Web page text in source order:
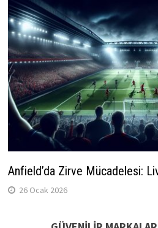
Anfield’da Zirve Mücadelesi:
26 Ocak 2026